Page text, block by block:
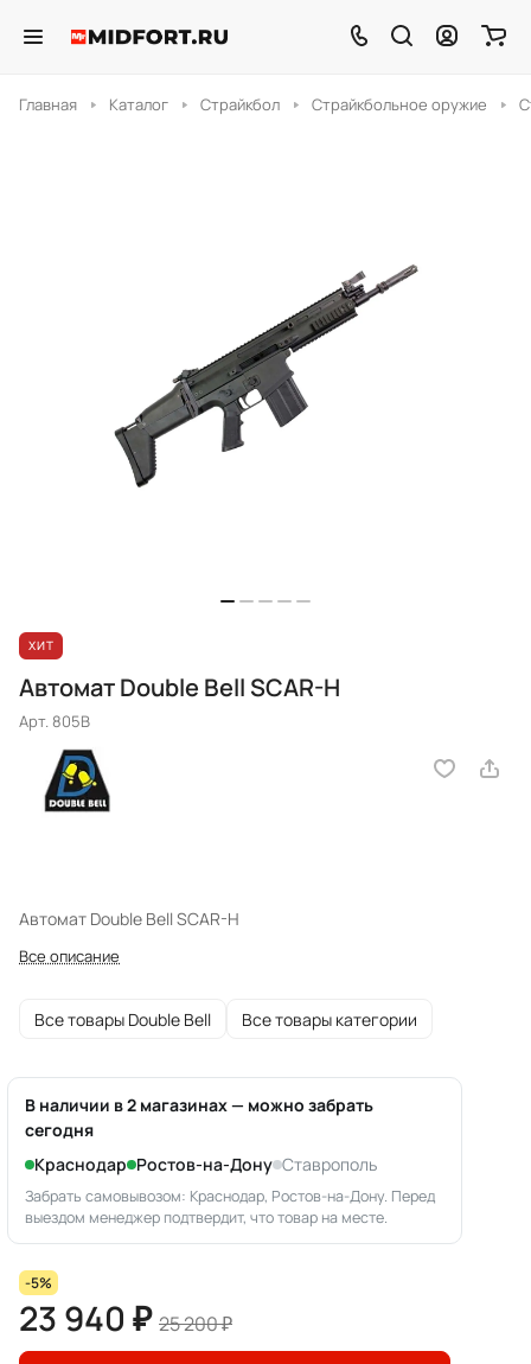
Главная Каталог Страйкбол Страйкбольное оружие
ХИТ
Автомат Double Bell SCAR-H
Арт.805B
Автомат Double Bell SCAR-H
Все описание
Все товары Double Bell Все товары категории
В наличии в 2 магазинах — можно забрать
сегодня
Краснодар Ростов-на-Дону Ставрополь
Забрать самовывозом: Краснодар, Ростов-на-Дону. Перед
выездом менеджер подтвердит, что товар на месте.
-5%
23 940 ₽ 25 200 ₽